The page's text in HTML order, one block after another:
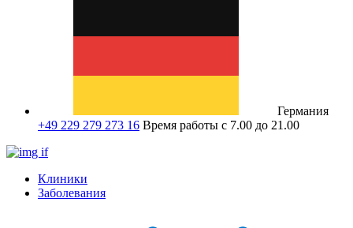
Германия
+49 229 279 273 16 Время работы с 7.00 до 21.00
Клиники
Заболевания